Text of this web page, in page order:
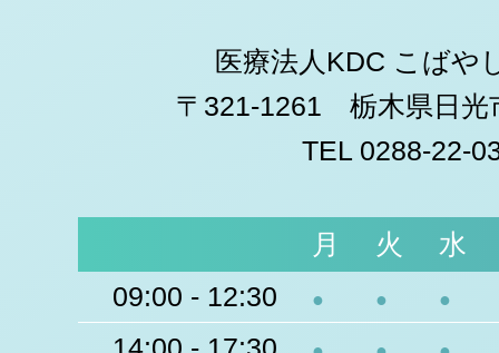
医療法人KDC こばや
〒321-1261 栃木県日光
TEL 0288-22-
月 火
水
09:00 - 12:30
● ● ●